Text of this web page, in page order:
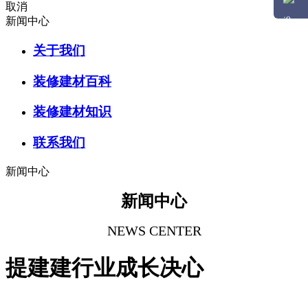
取消
新闻中心
关于我们
装修建材百科
装修建材知识
联系我们
新闻中心
新闻中心
NEWS CENTER
提建建行业成长决心